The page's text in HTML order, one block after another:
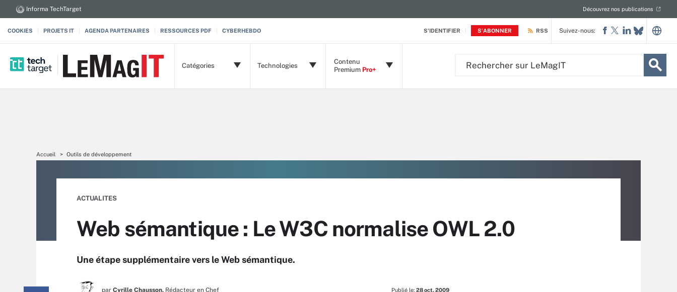
S'IDENTIFIER S'ABONNER
Informa TechTarget Découvrez nos publications
COOKIES PROJETS IT AGENDA PARTENAIRES RESSOURCES PDF CYBERHEBDO RSS
Catégories Technologies
Contenu
Premium Pro+
Suivez-nous:
Accueil Outils de développement
ACTUALITES
Web sémantique : Le W3C normalise OWL 2.0
Une étape supplémentaire vers le Web sémantique.
par Cyrille Chausson, Rédacteur en Chef Publié le: 28 oct. 2009